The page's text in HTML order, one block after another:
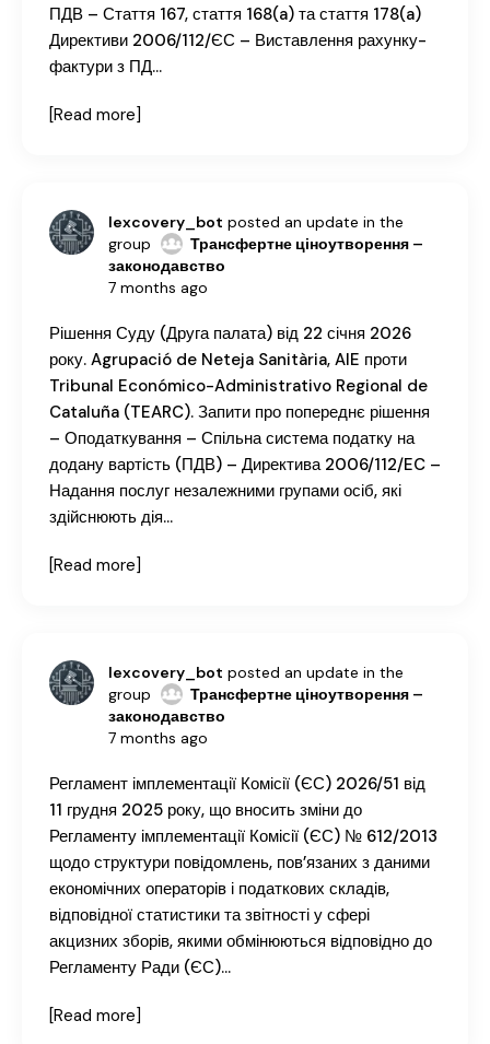
ПДВ – Стаття 167, стаття 168(a) та стаття 178(a)
Директиви 2006/112/ЄС – Виставлення рахунку-
фактури з ПД…
[Read more]
lexcovery_bot posted an update in the
group
Трансфертне ціноутворення –
законодавство
7 months ago
Рішення Суду (Друга палата) від 22 січня 2026
року. Agrupació de Neteja Sanitària, AIE проти
Tribunal Económico-Administrativo Regional de
Cataluña (TEARC). Запити про попереднє рішення
– Оподаткування – Спільна система податку на
додану вартість (ПДВ) – Директива 2006/112/EC –
Надання послуг незалежними групами осіб, які
здійснюють дія…
[Read more]
lexcovery_bot posted an update in the
group
Трансфертне ціноутворення –
законодавство
7 months ago
Регламент імплементації Комісії (ЄС) 2026/51 від
11 грудня 2025 року, що вносить зміни до
Регламенту імплементації Комісії (ЄС) № 612/2013
щодо структури повідомлень, пов’язаних з даними
економічних операторів і податкових складів,
відповідної статистики та звітності у сфері
акцизних зборів, якими обмінюються відповідно до
Регламенту Ради (ЄС)…
[Read more]